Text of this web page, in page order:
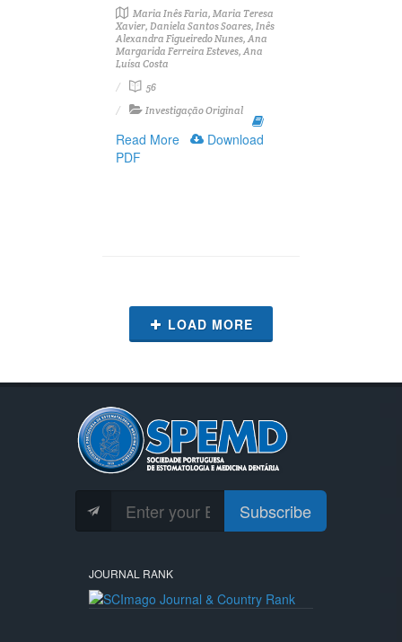
Maria Inês Faria, Maria Teresa
Xavier, Daniela Santos Soares, Inês
Alexandra Figueiredo Nunes, Ana
Margarida Ferreira Esteves, Ana
Luísa Costa
56
Investigação Original
Read More
Download
PDF
LOAD MORE
Subscribe
JOURNAL RANK